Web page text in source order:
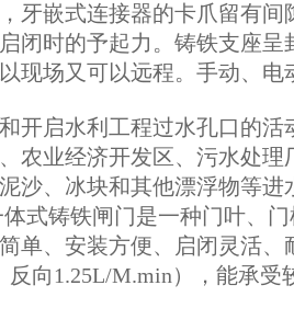
牙嵌式连接器的卡爪留有间
闭时的予起力。铸铁支座呈
现场又可以远程。手动、电
开启水利工程过水孔口的活
农业经济开发区、污水处理
沙、冰块和其他漂浮物等进
式铸铁闸门是一种门叶、
单、安装方便、启闭灵活、
向1.25L/M.min），能承受